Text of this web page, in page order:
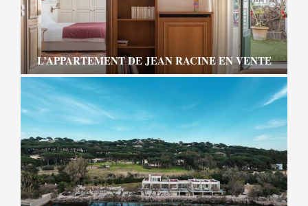
L’APPARTEMENT DE JEAN RACINE EN VENTE